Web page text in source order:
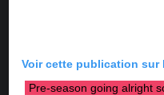
Voir cette publication sur
Pre-season going alright